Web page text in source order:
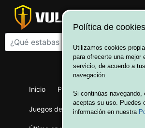
Inicio Productos Juegos de
Juegos de cartas Merchandising
Política de cookies
Utilizamos cookies
para ofrecerte una mejor
servicio, de acuerdo a
navegación.
Si continúas navegando,
aceptas su uso. Puedes
información en nuestra